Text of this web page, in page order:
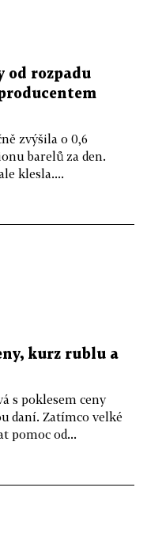
od rozpadu
zvýšila o 0,6
barelů za den.
klesla....
kurz rublu a
s poklesem ceny
daní. Zatímco velké
pomoc od...